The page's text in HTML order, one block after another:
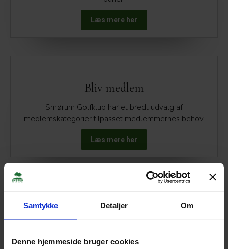
Samtykke Detaljer Om
Denne hjemmeside bruger cookies
Læs mere her
Bliv medlem
Smørum Golfklub har et bredt udvalg af
medlemskategorier tilpasset medlemmernes behov.
Læs mere her
Arrangementer
møde-/konferencefaciliteter i Smørum Golfklub.